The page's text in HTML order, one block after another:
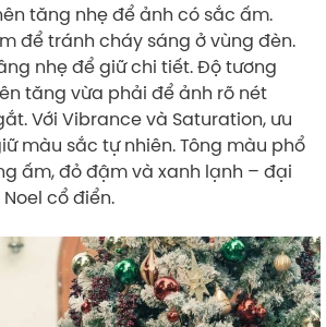
tăng nhẹ để ảnh có sắc ấm.
để tránh cháy sáng ở vùng đèn.
nhẹ để giữ chi tiết. Độ tương
tăng vừa phải để ảnh rõ nét
Với Vibrance và Saturation, ưu
màu sắc tự nhiên. Tông màu phổ
ấm, đỏ đậm và xanh lạnh – đại
cổ điển.